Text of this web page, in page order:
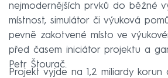
nejmodernějších prvků do běžné
místnost, simulátor či výuková
pevně zakotvené místo ve
před časem iniciátor projektu a
Petr Štourač.
Projekt vyjde na 1,2 miliardy